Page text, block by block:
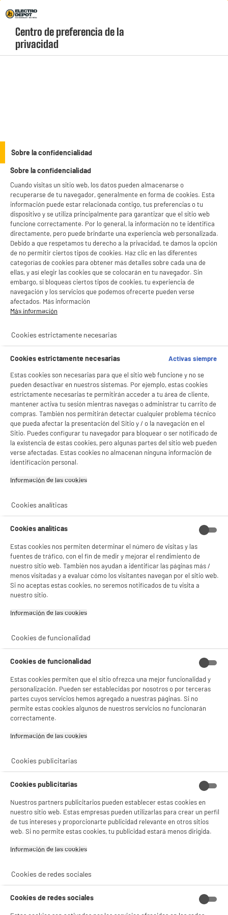
Menú
geolocation-header-icon-text
account
product_anchor_characteristics
6€96
Garantía incluida :3 años
Hasta
Marca .
Materia principal Vidrio
Colores Transparente
Características adicionales
resistente a los arañazos y
y Congelador
Temperatura Máxima (300 °C),
Temperatura Mínima (-40 °C)
Apto para Lavavajillas
Dimensiones del producto
Rechazar todas
BIENVENIDO a ELECTRO
DEPOT
Con el fin de mejorar tu experiencia, y tras tu consentimiento, ELECTRO DEPOT
y sus socios utilizan cookies que procesan tus datos personales para:
- compartir contenido adaptado a tus preferencias
- ofrecer publicidad y comunicaciones personalizadas
- facilitar el intercambio de contenido en las redes sociales
- analizar el tráfico en nuestro sitio web Consulta la política de cookies.
Consulta la política de cookies..
Si aceptas, la experiencia será aún mejor. Si no acepta, se utilizarán cookies
estadísticas anónimas basadas en tu navegación. Puedes oponerte a su uso
gestionando sus cookies.
Centro de preferencia de la
privacidad
Sobre la confidencialidad
Sobre la confidencialidad
Cuando visitas un sitio web, los datos pueden almacenarse o
recuperarse de tu navegador, generalmente en forma de cookies. Esta
información puede estar relacionada contigo, tus preferencias o tu
dispositivo y se utiliza principalmente para garantizar que el sitio web
funcione correctamente. Por lo general, la información no te identifica
directamente, pero puede brindarte una experiencia web personalizada.
Debido a que respetamos tu derecho a la privacidad, te damos la opción
de no permitir ciertos tipos de cookies. Haz clic en las diferentes
categorías de cookies para obtener más detalles sobre cada una de
ellas, y así elegir las cookies que se colocarán en tu navegador. Sin
embargo, si bloqueas ciertos tipos de cookies, tu experiencia de
navegación y los servicios que podemos ofrecerte pueden verse
afectados. Más información
Más información
Cookies estrictamente necesarias
Cookies estrictamente necesarias
Activas siempre
Estas cookies son necesarias para que el sitio web funcione y no se
pueden desactivar en nuestros sistemas. Por ejemplo, estas cookies
estrictamente necesarias te permitirán acceder a tu área de cliente,
mantener activa tu sesión mientras navegas o administrar tu carrito de
compras. También nos permitirán detectar cualquier problema técnico
que pueda afectar la presentación del Sitio y / o la navegación en el
Sitio. Puedes configurar tu navegador para bloquear o ser notificado de
la existencia de estas cookies, pero algunas partes del sitio web pueden
verse afectadas. Estas cookies no almacenan ninguna información de
identificación personal.
Información de las cookies‎
Cookies analíticas
Cookies analíticas
Estas cookies nos permiten determinar el número de visitas y las
fuentes de tráfico, con el fin de medir y mejorar el rendimiento de
nuestro sitio web. También nos ayudan a identificar las páginas más /
menos visitadas y a evaluar cómo los visitantes navegan por el sitio web.
Si no aceptas estas cookies, no seremos notificados de tu visita a
nuestro sitio.
Información de las cookies‎
Cookies de funcionalidad
Cookies de funcionalidad
Estas cookies permiten que el sitio ofrezca una mejor funcionalidad y
personalización. Pueden ser establecidas por nosotros o por terceras
partes cuyos servicios hemos agregado a nuestras páginas. Si no
permite estas cookies algunos de nuestros servicios no funcionarán
correctamente.
Información de las cookies‎
Cookies publicitarias
Cookies publicitarias
Nuestros partners publicitarios pueden establecer estas cookies en
nuestro sitio web. Estas empresas pueden utilizarlas para crear un perfil
de tus intereses y proporcionarte publicidad relevante en otros sitios
web. Si no permite estas cookies, tu publicidad estará menos dirigida.
Información de las cookies‎
Cookies de redes sociales
Cookies de redes sociales